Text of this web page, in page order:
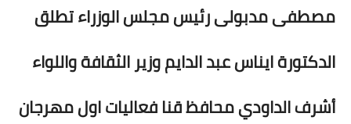
البوابة التعليمية
المزيد
مصطفى مدبولى رئيس مجلس الوزراء تطلق
الدكتورة ايناس عبد الدايم وزير الثقافة واللواء
أشرف الداودي محافظ قنا فعاليات اول مهرجان